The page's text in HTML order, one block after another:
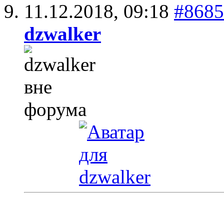
11.12.2018, 09:18 #8685
dzwalker